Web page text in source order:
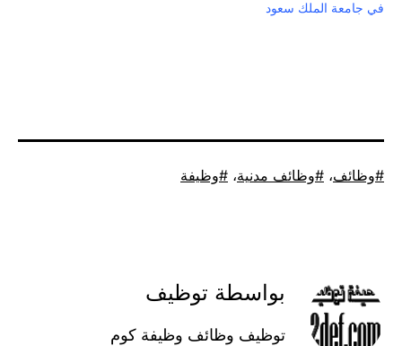
الملك سعود
، وظائف مدنية، وظيفة
بواسطة توظيف
توظيف وظائف وظيفة كوم